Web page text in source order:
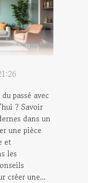
passé avec
? Savoir
dans un
une pièce
et
les
créer une...